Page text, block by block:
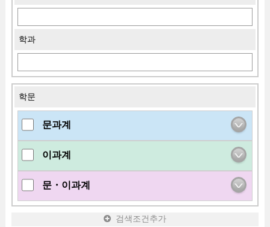
학과
학문
문과계
이과계
문・이과계
검색조건추가